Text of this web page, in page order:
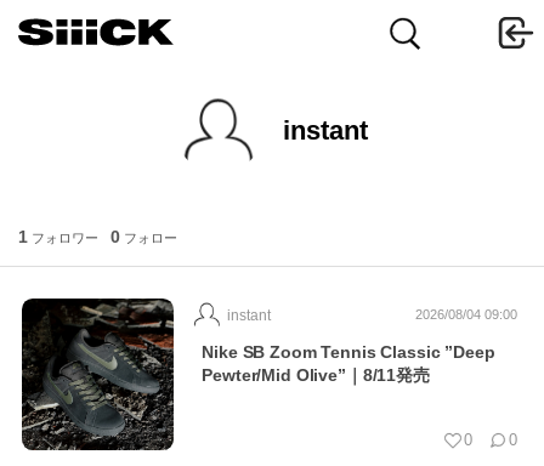
instant
1 フォロワー 0 フォロー
2026/08/04 09:00
instant
Nike SB Zoom Tennis Classic ”Deep
Pewter/Mid Olive”｜8/11発売
0 0